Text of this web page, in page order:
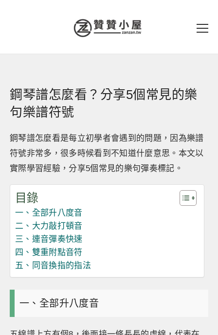
鋼琴譜怎麼看？分享5個常見的樂
句樂譜符號
鋼琴譜怎麼看是每立初學者會遇到的問題，因為樂譜
符號非常多，很多時候看到不知道什麼意思。本文以
實際學習經驗，分享5個常見的樂句彈奏標記。
目錄
一、全部升八度音
二、大力敲打頓音
三、連音彈奏快速
四、雙重附點音符
五、同音換指的指法
一、全部升八度音